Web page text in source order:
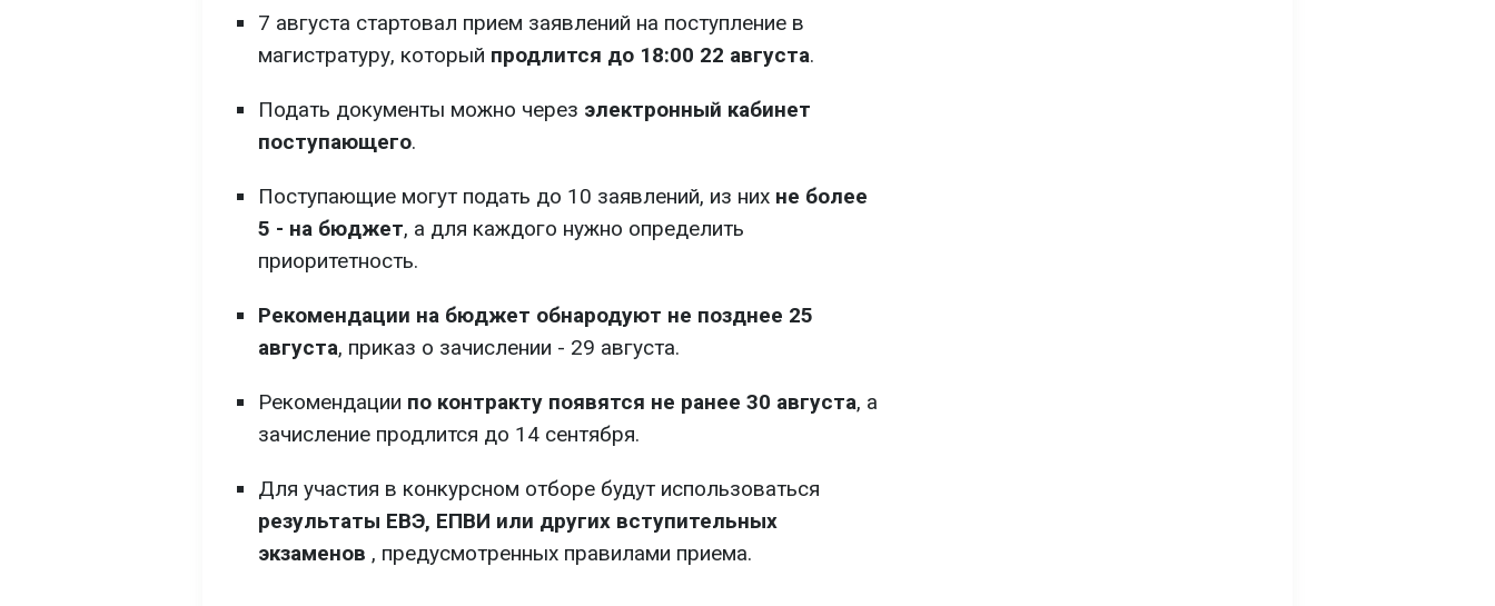
7 августа стартовал прием заявлений на поступление в
магистратуру, который продлится до 18:00 22 августа.
Подать документы можно через электронный кабинет
поступающего.
Поступающие могут подать до 10 заявлений, из них не более
5 - на бюджет, а для каждого нужно определить
приоритетность.
Рекомендации на бюджет обнародуют не позднее 25
августа, приказ о зачислении - 29 августа.
Рекомендации по контракту появятся не ранее 30 августа, а
зачисление продлится до 14 сентября.
Для участия в конкурсном отборе будут использоваться
результаты ЕВЭ, ЕПВИ или других вступительных
экзаменов , предусмотренных правилами приема.